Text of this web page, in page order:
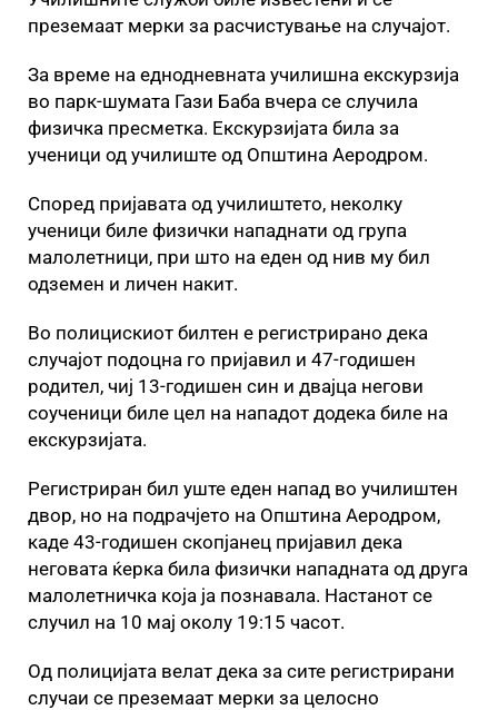
преземаат мерки за расчистување на случајот.
За време на еднодневната училишна екскурзија
во парк-шумата Гази Баба вчера се случила
физичка пресметка. Екскурзијата била за
ученици од училиште од Општина Аеродром.
Според пријавата од училиштето, неколку
ученици биле физички нападнати од група
малолетници, при што на еден од нив му бил
одземен и личен накит.
Во полицискиот билтен е регистрирано дека
случајот подоцна го пријавил и 47-годишен
родител, чиј 13-годишен син и двајца негови
соученици биле цел на нападот додека биле на
екскурзијата.
Регистриран бил уште еден напад во училиштен
двор, но на подрачјето на Општина Аеродром,
каде 43-годишен скопјанец пријавил дека
неговата ќерка била физички нападната од друга
малолетничка која ја познавала. Настанот се
случил на 10 мај околу 19:15 часот.
Од полицијата велат дека за сите регистрирани
случаи се преземаат мерки за целосно